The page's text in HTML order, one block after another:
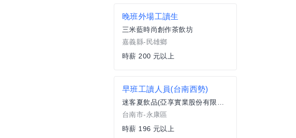
晚班外場工讀生
三米藍時尚創作茶飲坊
嘉義縣-民雄鄉
時薪 200 元以上
早班工讀人員(台南西勢)
迷客夏飲品(亞享實業股份有限公司)
台南市-永康區
時薪 196 元以上